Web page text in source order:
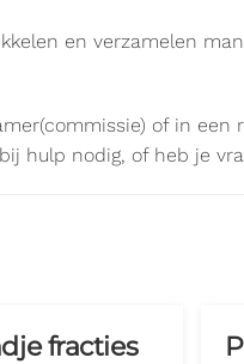
en verzamelen
of in
hulp nodig, of heb je
fracties